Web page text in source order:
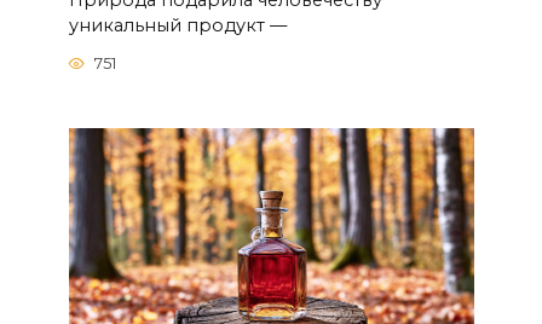
уникальный продукт —
751